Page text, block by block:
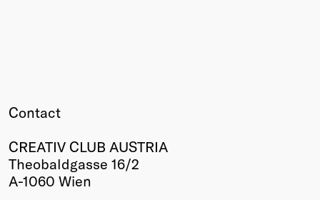
Contact
CREATIV CLUB AUSTRIA
Theobaldgasse 16/2
A-1060 Wien